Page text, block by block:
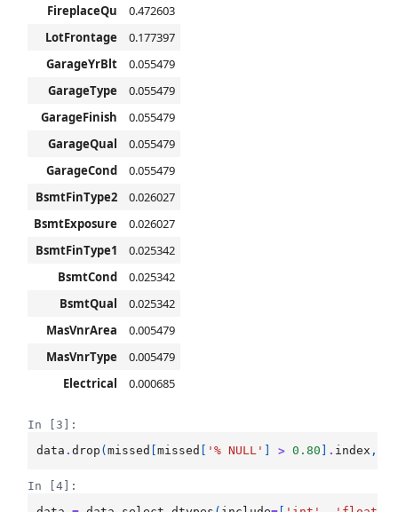
FireplaceQu
0.472603
LotFrontage
0.177397
GarageYrBlt
0.055479
GarageType
0.055479
GarageFinish
0.055479
GarageQual
0.055479
GarageCond
0.055479
BsmtFinType2
0.026027
BsmtExposure
0.026027
BsmtFinType1
0.025342
BsmtCond
0.025342
BsmtQual
0.025342
MasVnrArea
0.005479
MasVnrType
0.005479
Electrical
0.000685
In [3]:
data .drop (missed [missed '% NULL' > 0.80 . index ,
In [4]: